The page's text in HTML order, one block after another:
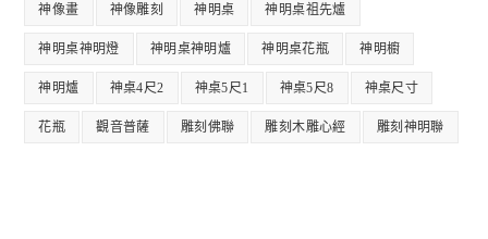
神像畫 神像雕刻 神明桌 神明桌祖先爐
神明桌神明燈 神明桌神明爐 神明桌花瓶 神明櫥
神明爐 神桌4尺2 神桌5尺1 神桌5尺8 神桌尺寸
花瓶 觀音普薩 雕刻佛聯 雕刻木雕心經 雕刻神明聯